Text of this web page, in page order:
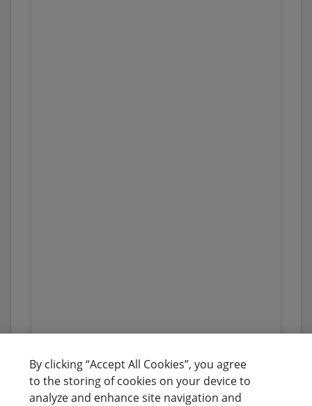
By clicking “Accept All Cookies”, you agree
to the storing of cookies on your device to
analyze and enhance site navigation and